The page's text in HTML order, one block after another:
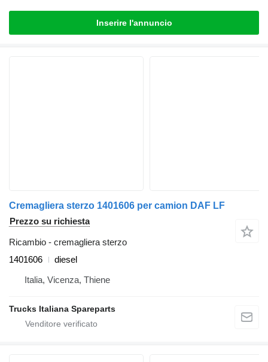
Inserire l'annuncio
Cremagliera sterzo 1401606 per camion DAF LF
Prezzo su richiesta
Ricambio - cremagliera sterzo
1401606
diesel
Italia, Vicenza, Thiene
Trucks Italiana Spareparts